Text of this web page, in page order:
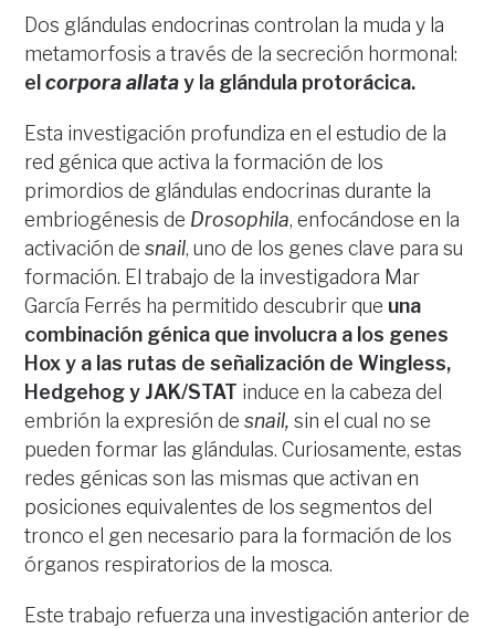
Dos glándulas endocrinas controlan la muda y la
metamorfosis a través de la secreción hormonal:
elcorpora allatay la glándula protorácica.
Esta investigación profundiza en el estudio de la
red génica que activa la formación de los
primordios de glándulas endocrinas durante la
embriogénesis de Drosophila, enfocándose en la
activación desnail, uno de los genes clave para su
formación. El trabajo de la investigadora Mar
García Ferrés ha permitido descubrir que una
combinación génica que involucra a los genes
Hox y a las rutas de señalización de Wingless,
Hedgehog y JAK/STAT induce en la cabeza del
embrión la expresión desnail,sin el cual no se
pueden formar las glándulas. Curiosamente, estas
redes génicas son las mismas que activan en
posiciones equivalentes de los segmentos del
tronco el gen necesario para la formación de los
órganos respiratorios de la mosca.
Este trabajo refuerza una investigación anterior de